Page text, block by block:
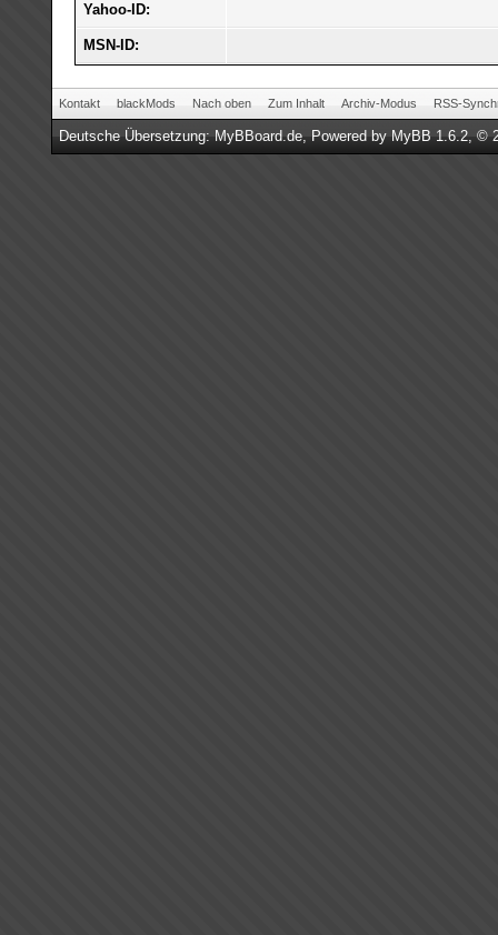
Yahoo-ID:
MSN-ID:
Kontakt blackMods Nach oben Zum Inhalt Archiv-Modus RSS-
Deutsche Übersetzung:MyBBoard.de, Powered byMyBB 1.6.2, ©